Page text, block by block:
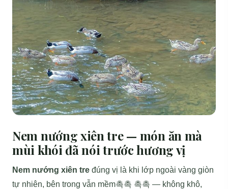
Nem nướng xiên tre — món ăn mà
mùi khói đã nói trước hương vị
Nem nướng xiên tre đúng vị là khi lớp ngoài vàng giòn
tự nhiên, bên trong vẫn mềm촉촉 촉촉 — không khô,